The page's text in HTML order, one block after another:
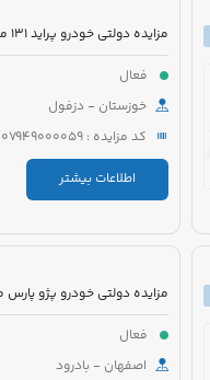
فعال
خوزستان - دزفول
کد مزایده : 5221007949000059
اطلاعات بیشتر
فعال
اصفهان - بادرود